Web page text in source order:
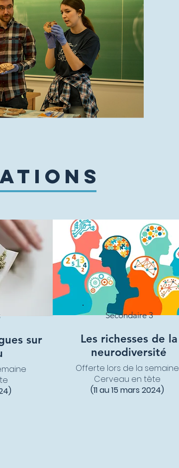
sur
Secondaire 3
Les richesses de la
neurodiversité
Offerte lors de la semaine
Cerveau en tête
(11 au 15 mars 2024)